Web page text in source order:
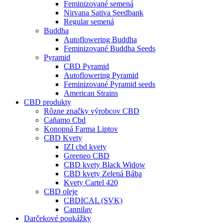
Feminizované semená
Nirvana Sativa Seedbank
Regular semená
Buddha
Autoflowering Buddha
Feminizované Buddha Seeds
Pyramid
CBD Pyramid
Autoflowering Pyramid
Feminizované Pyramid seeds
American Strains
CBD produkty
Rôzne značky výrobcov CBD
Cañamo Cbd
Konopná Farma Liptov
CBD Kvety
IZI cbd kvety
Greeneo CBD
CBD kvety Black Widow
CBD kvety Zelená Bába
Kvety Cartel 420
CBD oleje
CBDICAL (SVK)
Cannilav
Darčekové poukážky